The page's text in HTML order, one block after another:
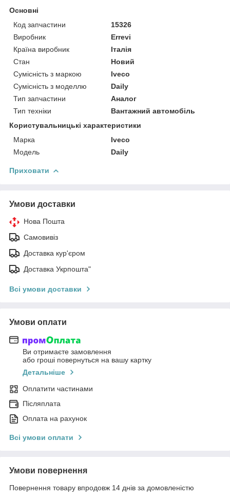
Основні
Код запчастини
15326
Виробник
Errevi
Країна виробник
Італія
Стан
Новий
Сумісність з маркою
Iveco
Сумісність з моделлю
Daily
Тип запчастини
Аналог
Тип техніки
Вантажний автомобіль
Користувальницькі характеристики
Марка
Iveco
Мoдель
Daily
Приховати
Умови доставки
Нова Пошта
Самовивіз
Доставка кур'єром
Доставка Укрпошта"
Всі умови доставки
Умови оплати
Ви отримаєте замовлення
або гроші повернуться на вашу картку
Детальніше
Оплатити частинами
Післяплата
Оплата на рахунок
Всі умови оплати
Умови повернення
Повернення товару впродовж 14 днів за домовленістю